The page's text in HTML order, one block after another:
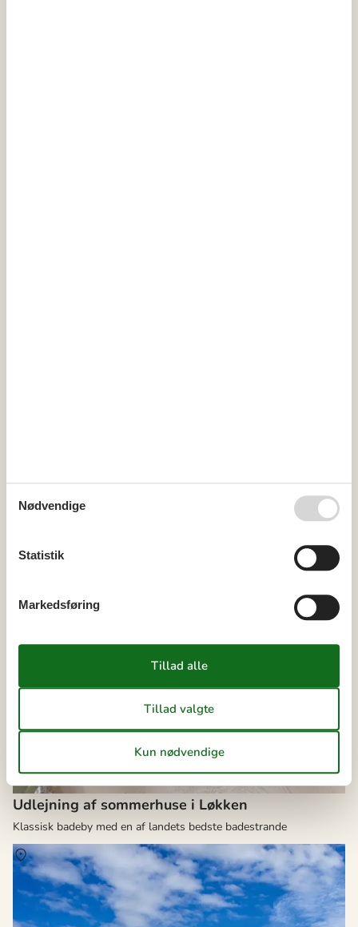
Udlejning af sommerhuse i Løkken
Klassisk badeby med en af landets bedste badestrande
OmGrønhøj Strand
Nødvendige
Statistik
Markedsføring